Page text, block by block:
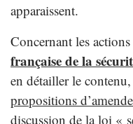
apparaissent.
Concernant les
française de la
en détailler le contenu,
propositions
discussion de la loi «